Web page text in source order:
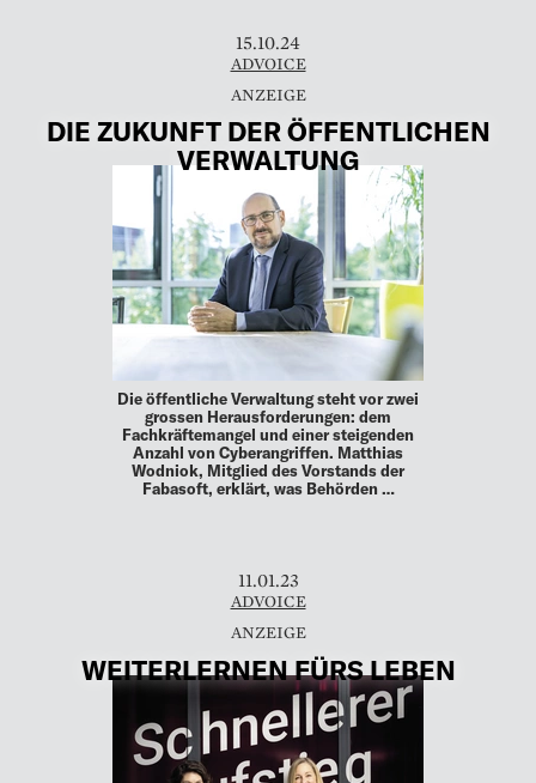
15.10.24
ADVOICE
DIE ZUKUNFT DER ÖFFENTLICHEN
VERWALTUNG
Die öffentliche Verwaltung steht vor zwei
grossen Herausforderungen: dem
Fachkräftemangel und einer steigenden
Anzahl von Cyberangriffen. Matthias
Wodniok, Mitglied des Vorstands der
Fabasoft, erklärt, was Behörden …
11.01.23
ADVOICE
WEITERLERNEN FÜRS LEBEN